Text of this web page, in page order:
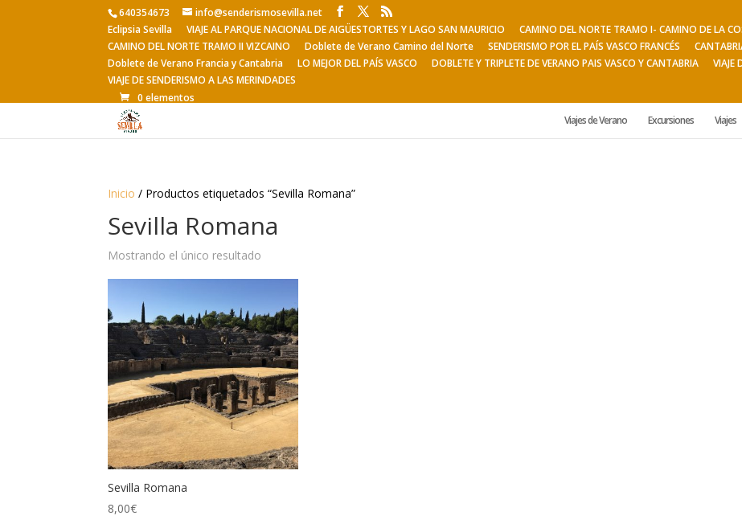
640354673
info@senderismosevilla.net
Eclipsia Sevilla
VIAJE AL PARQUE NACIONAL DE AIGÜESTORTES Y LAGO SAN MAURICIO
CAMINO DEL NORTE TRAMO I- CAMINO DE LA
CAMINO DEL NORTE TRAMO II VIZCAINO
Doblete de Verano Camino del Norte SENDERISMO POR EL PAÍS VASCO FRANCÉS
Doblete de Verano Francia y Cantabria
LO MEJOR DEL PAÍS VASCO DOBLETE Y TRIPLETE DE VERANO PAIS VASCO Y CANTABRIA
VIAJE
VIAJE DE SENDERISMO A LAS MERINDADES
0 elementos
Viajes de Verano
Excursiones Viajes
Inicio / Productos etiquetados “Sevilla Romana”
Sevilla Romana
Mostrando el único resultado
Sevilla Romana
8,00€